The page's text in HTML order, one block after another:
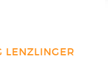
LENZLINGER